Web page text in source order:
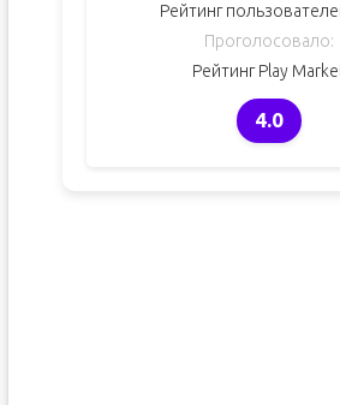
Рейтинг
Проголосовало:
Рейтинг Play
4.0